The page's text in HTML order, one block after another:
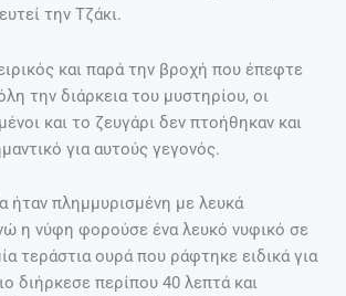
την Τζάκι.
και παρά την βροχή που έπεφτε
την διάρκεια του μυστηρίου, οι
και το ζευγάρι δεν πτοήθηκαν και
για αυτούς γεγονός.
ήταν πλημμυρισμένη με λευκά
η νύφη φορούσε ένα λευκό νυφικό σε
τεράστια ουρά που ράφτηκε ειδικά για
διήρκεσε περίπου 40 λεπτά και